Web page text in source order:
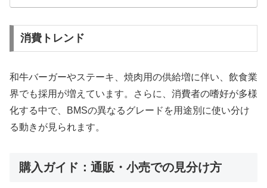
消費トレンド
和牛バーガーやステーキ、焼肉用の供給増に伴い、飲食業
界でも採用が増えています。さらに、消費者の嗜好が多様
化する中で、BMSの異なるグレードを用途別に使い分け
る動きが見られます。
購入ガイド：通販・小売での見分け方